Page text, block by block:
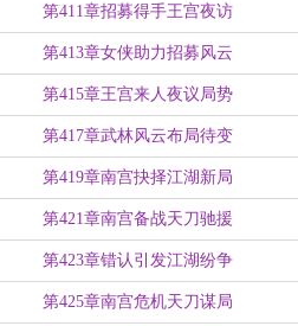
第411章招募得手王宫夜访
第413章女侠助力招募风云
第415章王宫来人夜议局势
第417章武林风云布局待变
第419章南宫抉择江湖新局
第421章南宫备战天刀驰援
第423章错认引发江湖纷争
第425章南宫危机天刀谋局